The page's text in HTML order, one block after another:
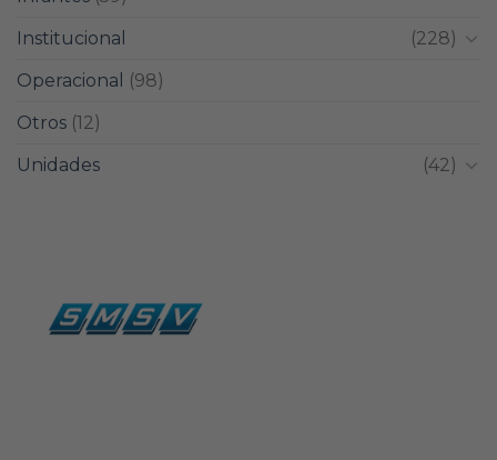
Institucional
(228)
Operacional
(98)
Otros (12)
Unidades
(42)